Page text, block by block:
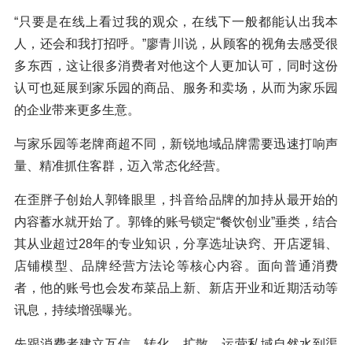
“只要是在线上看过我的观众，在线下一般都能认出我本
人，还会和我打招呼。”廖青川说，从顾客的视角去感受很
多东西，这让很多消费者对他这个人更加认可，同时这份
认可也延展到家乐园的商品、服务和卖场，从而为家乐园
的企业带来更多生意。
与家乐园等老牌商超不同，新锐地域品牌需要迅速打响声
量、精准抓住客群，迈入常态化经营。
在歪胖子创始人郭锋眼里，抖音给品牌的加持从最开始的
内容蓄水就开始了。郭锋的账号锁定“餐饮创业”垂类，结合
其从业超过28年的专业知识，分享选址诀窍、开店逻辑、
店铺模型、品牌经营方法论等核心内容。面向普通消费
者，他的账号也会发布菜品上新、新店开业和近期活动等
讯息，持续增强曝光。